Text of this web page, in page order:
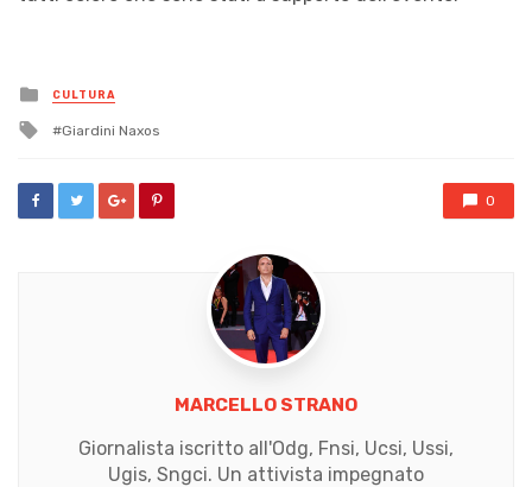
Posted
in
CULTURA
Tagged
Giardini Naxos
0
MARCELLO STRANO
Giornalista iscritto all'Odg, Fnsi, Ucsi, Ussi,
Ugis, Sngci. Un attivista impegnato